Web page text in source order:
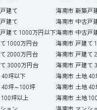
建て
建て
建て 1000万円以下
1000万円台
2000万円台
3000万円台
坪以下
坪～100坪
坪以上
ョン
海南市 新築戸
海南市 中古戸
海南市 中古戸
海南市 戸建て
海南市 戸建て
海南市 戸建て
海南市 土地 40
海南市 土地 40
海南市 土地
海南市 マンシ